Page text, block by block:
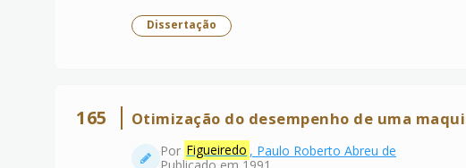
Dissertação
165 Otimização do desempenho de uma
Por Figueiredo , Paulo Roberto Abreu de
Publicado em 1991